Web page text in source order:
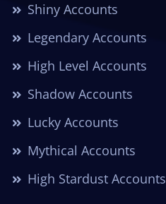
Shiny Accounts
Legendary Accounts
High Level Accounts
Shadow Accounts
Lucky Accounts
Mythical Accounts
High Stardust Accounts